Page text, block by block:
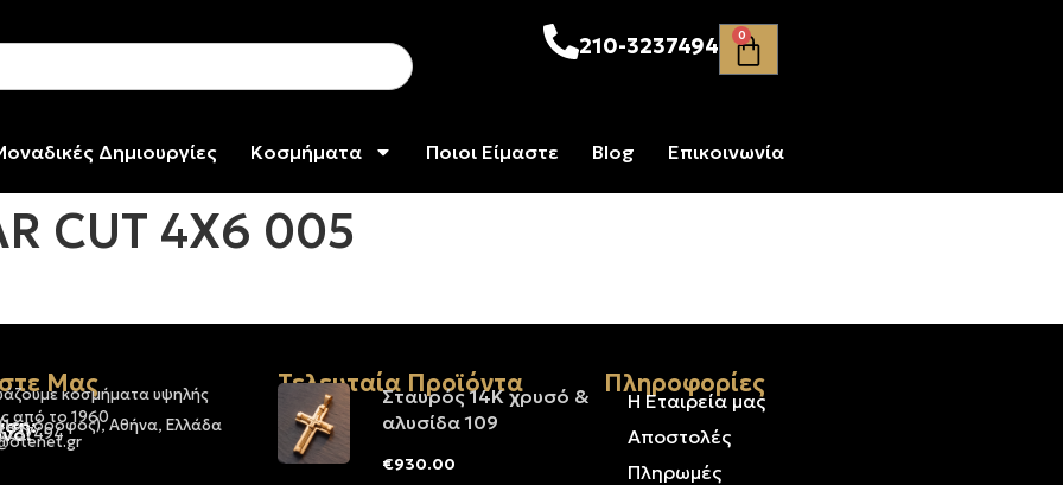
210-3237494 0
Δημιουργίες Κοσμήματα Ποιοι Είμαστε Blog Επικοινωνία
CUT 4X6 005
Μας
κοσμήματα υψηλής
από το 1960
όροφος), Αθήνα, Ελλάδα
Τελευταία Προϊόντα
Σταυρός 14Κ χρυσό &
αλυσίδα 109
€930.00
Πληροφορίες
Η Εταιρεία μας
Αποστολές
Πληρωμές